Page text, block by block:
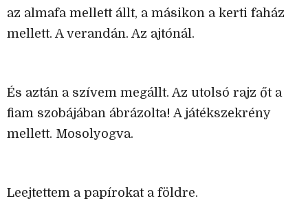
az almafa mellett állt, a másikon a kerti faház
mellett. A verandán. Az ajtónál.
És aztán a szívem megállt. Az utolsó rajz őt a
fiam szobájában ábrázolta! A játékszekrény
mellett. Mosolyogva.
Leejtettem a papírokat a földre.